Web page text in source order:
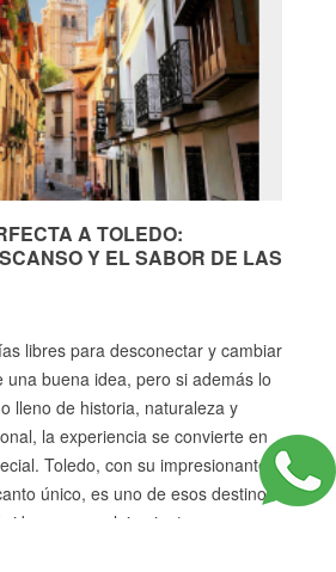
A TOLEDO:
Y EL SABOR DE LAS
libres para desconectar y cambiar
una buena idea, pero si además lo
lleno de historia, naturaleza y
la experiencia se convierte en
Toledo, con su impresionante
único, es uno de esos destinos
buscas un alojamiento que